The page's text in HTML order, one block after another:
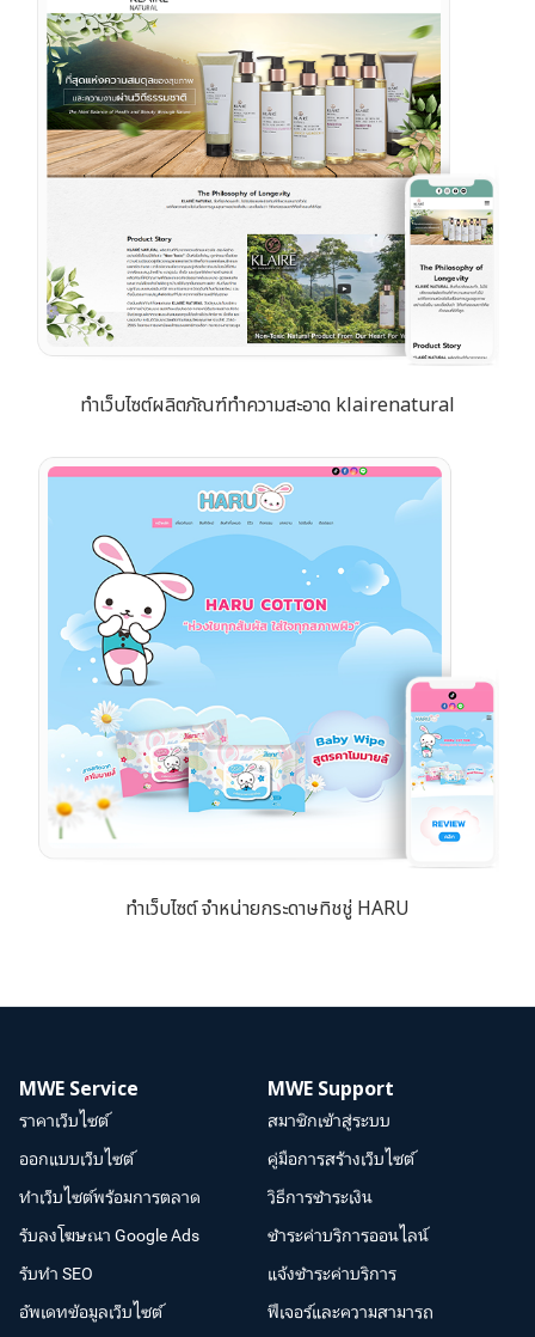
ทำเว็บไซต์ผลิตภัณฑ์ทำความสะอาด klairenatural
ทำเว็บไซต์ จำหน่ายกระดาษทิชชู่ HARU
MWE Service
ราคาเว็บไซต์
ออกแบบเว็บไซต์
ทำเว็บไซต์พร้อมการตลาด
รับลงโฆษณา Google Ads
รับทำ SEO
อัพเดทข้อมูลเว็บไซต์
MWE Support
สมาชิกเข้าสู่ระบบ
คู่มือการสร้างเว็บไซต์
วิธีการชำระเงิน
ชำระค่าบริการออนไลน์
แจ้งชำระค่าบริการ
ฟีเจอร์และความสามารถ